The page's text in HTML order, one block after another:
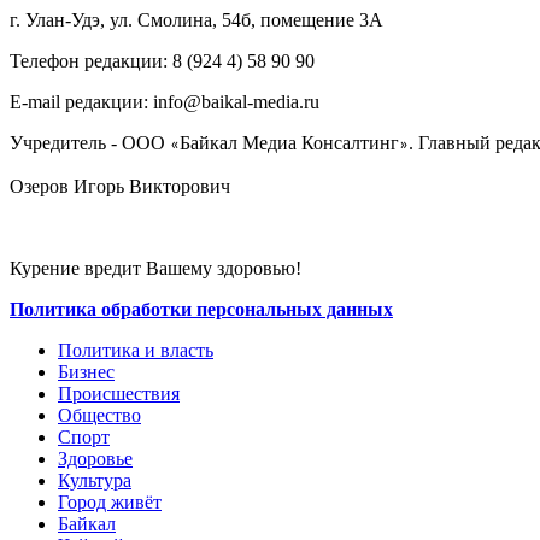
г. Улан-Удэ, ул. Смолина, 54б, помещение 3А
Телефон редакции: ‎‎8 (924 4) 58 90 90
E-mail редакции: info@baikal-media.ru
Учредитель - ООО «Байкал Медиа Консалтинг». Главный
Озеров Игорь Викторович
Курение вредит Вашему здоровью!
Политика обработки персональных данных
Политика и власть
Бизнес
Происшествия
Общество
Cпорт
Здоровье
Культура
Город живёт
Байкал